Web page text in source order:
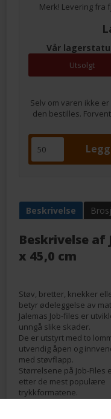
Merk! Levering fra
Vår
Utsolgt
Selv om varen ikke
den bestilles.
Beskrivelse
Beskrivelse af
x 45,0 cm
Støv, bretter, knekker
betyr ødeleggelse av
Jalemas Job-files er
unngå slike skader.
De er utstyrt med to
utvendig åpen og
med støvflapp.
Størrelsene på Job-Files
etter de mest populære
trykkformatene.